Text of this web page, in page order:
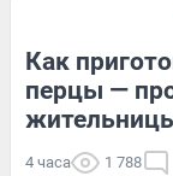
Как
перцы —
4 часа 1 788